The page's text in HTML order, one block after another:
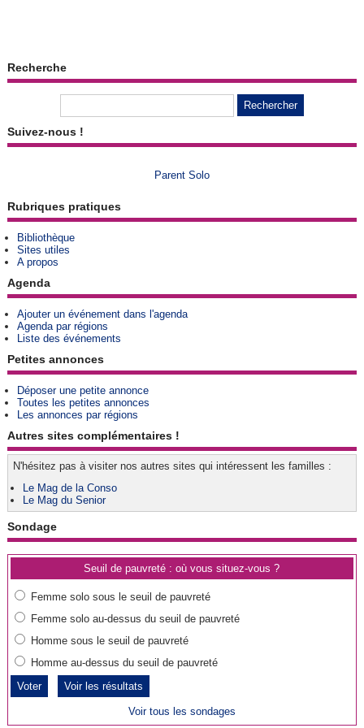
Recherche
Suivez-nous !
Parent Solo
Rubriques pratiques
Bibliothèque
Sites utiles
A propos
Agenda
Ajouter un événement dans l'agenda
Agenda par régions
Liste des événements
Petites annonces
Déposer une petite annonce
Toutes les petites annonces
Les annonces par régions
Autres sites complémentaires !
N'hésitez pas à visiter nos autres sites qui intéressent les familles :
Le Mag de la Conso
Le Mag du Senior
Sondage
Seuil de pauvreté : où vous situez-vous ?
Femme solo sous le seuil de pauvreté
Femme solo au-dessus du seuil de pauvreté
Homme sous le seuil de pauvreté
Homme au-dessus du seuil de pauvreté
Voir les résultats
Voir tous les sondages